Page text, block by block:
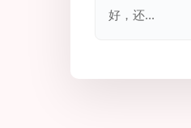
好，还...